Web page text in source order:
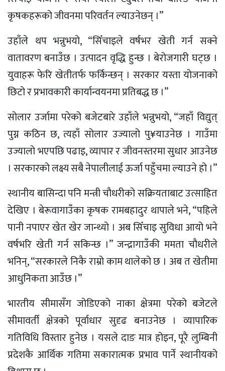
कृषकहरूको जीवनमा परिवर्तन ल्याउनेछन् ।”
उहाँले थप भन्नुभयो, “सिँचाइले वर्षभर खेती गर्न सक्ने
वातावरण बनाउँछ । उत्पादन वृद्धि हुन्छ । बेरोजगारी घट्छ ।
युवाहरू फेरि खेतीतर्फ फर्किन्छन् । सरकार यस्ता योजनाको
छिटो र प्रभावकारी कार्यान्वयनमा प्रतिबद्ध छ ।”
सोलार उर्जामा परेको बजेटबारे उहाँले भन्नुभयो, “जहाँ विद्युत्
पुग्न कठिन छ, त्यहाँ सोलार उज्यालो पु¥याउनेछ । गाउँमा
उज्यालो भएपछि पढाइ, व्यापार र जीवनस्तरमा सुधार आउनेछ
। सरकारको लक्ष्य सबै नेपालीलाई ऊर्जा पहुँचमा ल्याउने हो ।”
स्थानीय बासिन्दा पनि मन्त्री चौधरीको सक्रियताबाट उत्साहित
देखिए । बेरूवागाउँका कृषक रामबहादुर थापाले भने, “पहिले
पानी नपाएर खेत खेर जान्थ्यो । अब सिँचाइ सुविधा आयो भने
वर्षभरि खेती गर्न सकिन्छ ।” जन्द्रागाउँकी ममता चौधरीले
भनिन्, “सरकारले निकै राम्रो काम थालेको छ । अब त खेतीमा
आधुनिकता आउँछ ।”
भारतीय सीमासँग जोडिएको नाका क्षेत्रमा परेको बजेटले
सीमावर्ती क्षेत्रको पूर्वाधार सुदृढ बनाउनेछ । व्यापारिक
गतिविधि विस्तार हुनेछ । यसले दाङ मात्र होइन, पूरै लुम्बिनी
प्रदेशकै आर्थिक गतिमा सकारात्मक प्रभाव पार्ने स्थानीयको